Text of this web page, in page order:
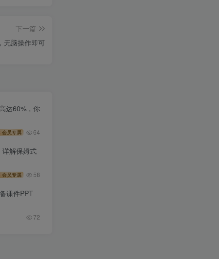
下一篇
无脑操作即可
达60%，你
会员专属 64
详解保姆式
会员专属 58
课件PPT
72